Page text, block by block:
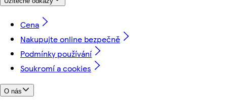
Cena
Nakupujte online bezpečně
Podmínky používání
Soukromí a cookies
O nás